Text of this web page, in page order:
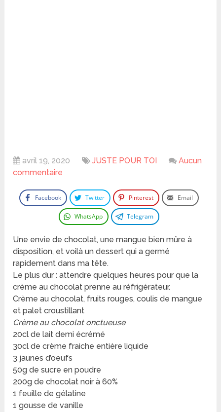
avril 19, 2020 JUSTE POUR TOI
Aucun
commentaire
Facebook Twitter Pinterest Email
WhatsApp Telegram
Une envie de chocolat, une mangue bien mûre à
disposition, et voilà un dessert qui a germé
rapidement dans ma tête.
Le plus dur : attendre quelques heures pour que la
crème au chocolat prenne au réfrigérateur.
Crème au chocolat, fruits rouges, coulis de mangue
et palet croustillant
Crème au chocolat onctueuse
20cl de lait demi écrémé
30cl de crème fraiche entière liquide
3 jaunes d’oeufs
50g de sucre en poudre
200g de chocolat noir à 60%
1 feuille de gélatine
1 gousse de vanille